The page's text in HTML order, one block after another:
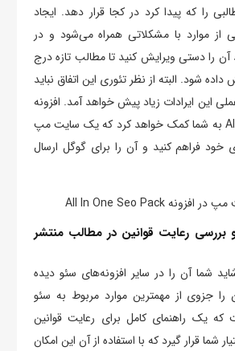
را که پیدا کرد در کجا قرار دهد. ایجاد
از موارد با مشکلاتی همراه می‌شود و در
آن را دستی ویرایش کنید تا مطالب تازه درج
شود. البته از نظر تئوری این اتفاق نباید
این ایرادات زیاد پیش خواهد آمد. افزونه
All In One Seo Pack به شما کمک خواهد کرد که یک سایت مپ
فراهم کنید و آن را برای گوگل ارسال
رعایت قوانین در مطالب منتشر
شما آن را در سایر افزونه‌های سئو دیده
را جزوی از مهمترین موارد مربوط به سئو
یک راهنمای کامل برای رعایت قوانین
شما قرار گیرد که با استفاده از آن این امکان